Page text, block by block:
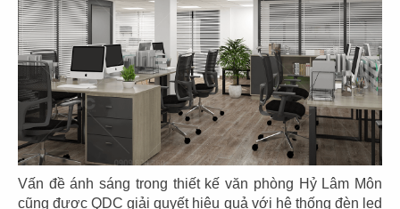
Vấn đề ánh sáng trong thiết kế văn phòng Hỷ Lâm Môn
cũng được QDC giải quyết hiệu quả với hệ thống đèn led